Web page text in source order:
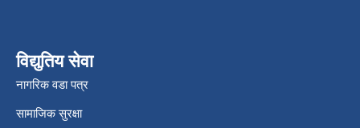
विद्युतिय सेवा
नागरिक वडा पत्र
सामाजिक सुरक्षा